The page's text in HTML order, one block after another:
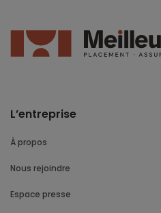
L’entreprise
À propos
Nous rejoindre
Espace presse